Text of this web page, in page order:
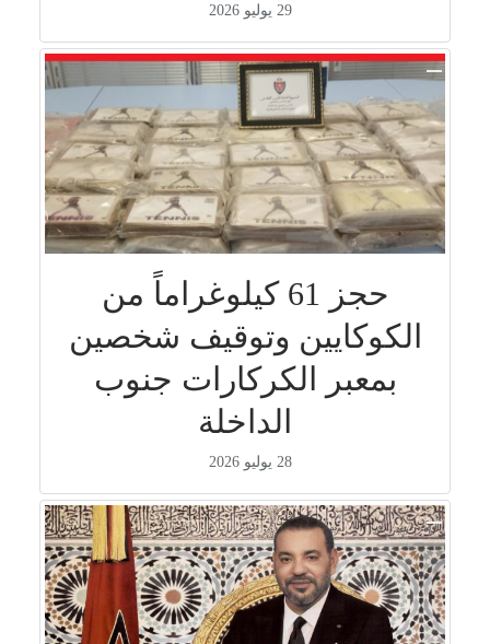
29 يوليو 2026
حجز 61 كيلوغراماً من
الكوكايين وتوقيف شخصين
بمعبر الكركارات جنوب
الداخلة
28 يوليو 2026